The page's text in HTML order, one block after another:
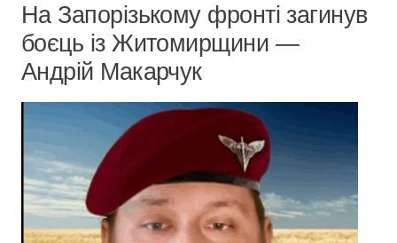
На Запорізькому фронті загинув
боєць із Житомирщини —
Андрій Макарчук